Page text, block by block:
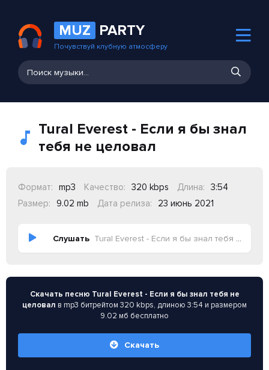
MUZ PARTY
Почувствуй клубную атмосферу
Tural Everest - Если я бы знал
тебя не целовал
Формат: mp3 Качество: 320 kbps Длина:
3:54
Размер:
9.02 mb Дата релиза: 23 июнь 2021
Слушать Tural Everest - Если я бы знал тебя не целовал
Скачать песню Tural Everest - Если я бы знал тебя не
целовал в mp3 битрейтом 320 kbps, длиною 3:54 и размером
9.02 мб бесплатно
Скачать